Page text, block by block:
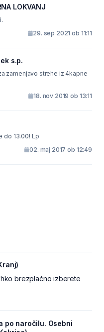
LOKVANJ
29. sep 2021 ob 11:11
s.p.
18. nov 2019 ob 13:11
do 13.00! Lp
02. maj 2017 ob 12:49
brezplačno izberete
po naročilu. Osebni